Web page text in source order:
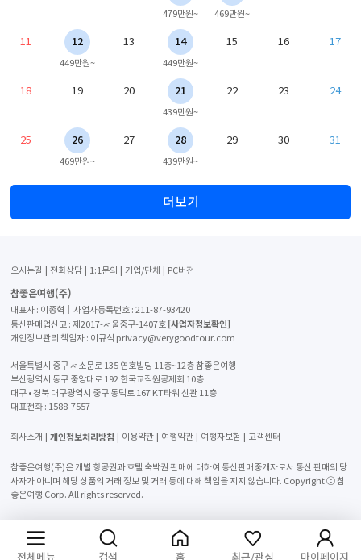
479만원~ 469만원~
11 12
449만원~
13 14
449만원~
15 16 17
18 19 20 21
439만원~
22 23 24
25 26
469만원~
27 28
439만원~
29 30 31
더보기
오시는길 전화상담 1:1문의 기업/단체 PC버전
참좋은여행(주)
대표자 : 이종혁│사업자등록번호 : 211-87-93420
통신판매업신고 : 제2017-서울중구-1407호 [사업자정보확인]
개인정보관리 책임자 : 이규식 privacy@verygoodtour.com
서울특별시 중구 서소문로 135 연호빌딩 11층~12층 참좋은여행
부산광역시 동구 중앙대로 192 한국교직원공제회 10층
대구 • 경북 대구광역시 중구 동덕로 167 KT타워 신관 11층
대표전화 : 1588-7557
회사소개 개인정보처리방침 이용약관 여행약관 여행자보험 고객센터
참좋은여행(주)은 개별 항공권과 호텔 숙박권 판매에 대하여 통신판매중개자로서 통신 판매의 당
사자가 아니며 해당 상품의 거래 정보 및 거래 등에 대해 책임을 지지 않습니다. Copyright ⓒ 참
좋은여행 Corp. All rights reserved.
전체메뉴 검색 홈 최근/관심 마이페이지